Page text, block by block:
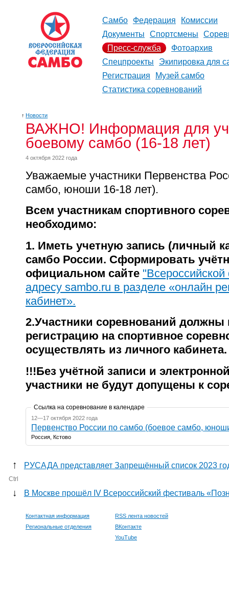
Самбо Федерация
Комиссии
Документы
Спортсмены
Пресс-служба
Фотоархив
Спецпроекты
Экипировка для
Регистрация
Музей самбо
Статистика соревнований
↑ Новости
ВАЖНО! Информация для
боевому самбо (16-18 лет)
4 октября 2022 года
Уважаемые участники Первенства
самбо, юноши 16-18 лет).
Всем участникам спортивного
необходимо:
1. Иметь учетную запись (личный
самбо России. Сформировать
официальном сайте
адресу sambo.ru в разделе «онлайн
кабинет».
2.Участники соревнований должны
регистрацию на спортивное
осуществлять из личного кабинета.
!!!Без учётной записи и
участники не будут допущены к
Ссылка на соревнование в календаре
12—17 октября 2022 года
Первенство России по самбо (боевое самбо,
Россия, Кстово
↑ РУСАДА представляет Запрещённый список 2023
Ctrl
↓ В Москве прошёл IV Всероссийский фестиваль
Контактная информация
Региональные отделения
RSS лента новостей
ВКонтакте
YouTube